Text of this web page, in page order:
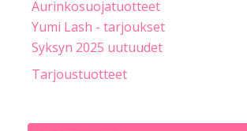
Aurinkosuojatuotteet
Yumi Lash - tarjoukset
Syksyn 2025 uutuudet
Tarjoustuotteet